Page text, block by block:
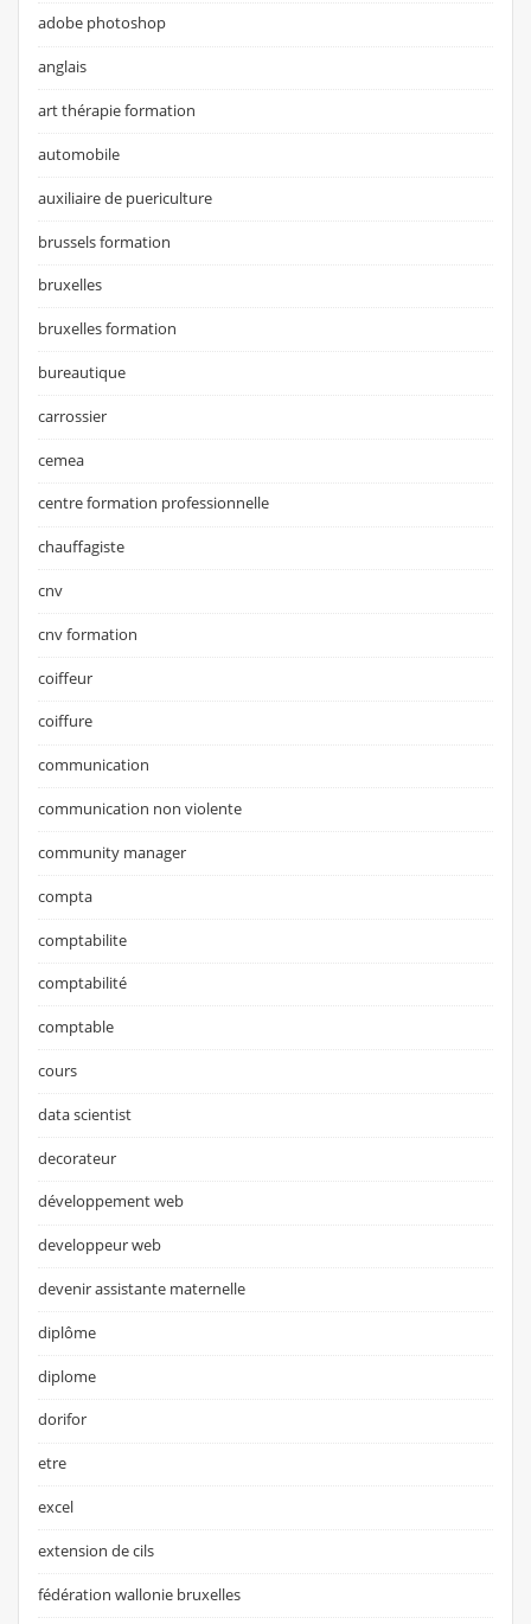
adobe photoshop
anglais
art thérapie formation
automobile
auxiliaire de puericulture
brussels formation
bruxelles
bruxelles formation
bureautique
carrossier
cemea
centre formation professionnelle
chauffagiste
cnv
cnv formation
coiffeur
coiffure
communication
communication non violente
community manager
compta
comptabilite
comptabilité
comptable
cours
data scientist
decorateur
développement web
developpeur web
devenir assistante maternelle
diplôme
diplome
dorifor
etre
excel
extension de cils
fédération wallonie bruxelles